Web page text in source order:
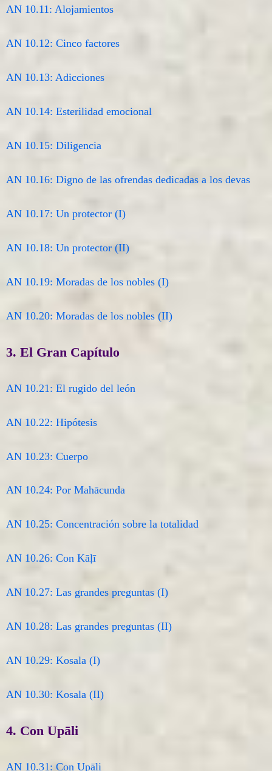
AN 10.11: Alojamientos
AN 10.12: Cinco factores
AN 10.13: Adicciones
AN 10.14: Esterilidad emocional
AN 10.15: Diligencia
AN 10.16: Digno de las ofrendas dedicadas a los devas
AN 10.17: Un protector (I)
AN 10.18: Un protector (II)
AN 10.19: Moradas de los nobles (I)
AN 10.20: Moradas de los nobles (II)
3. El Gran Capítulo
AN 10.21: El rugido del león
AN 10.22: Hipótesis
AN 10.23: Cuerpo
AN 10.24: Por Mahācunda
AN 10.25: Concentración sobre la totalidad
AN 10.26: Con Kāḷī
AN 10.27: Las grandes preguntas (I)
AN 10.28: Las grandes preguntas (II)
AN 10.29: Kosala (I)
AN 10.30: Kosala (II)
4. Con Upāli
AN 10.31: Con Upāli